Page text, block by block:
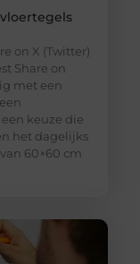
on X (Twitter)
Share on
met een
keuze die
het dagelijks
60×60 cm